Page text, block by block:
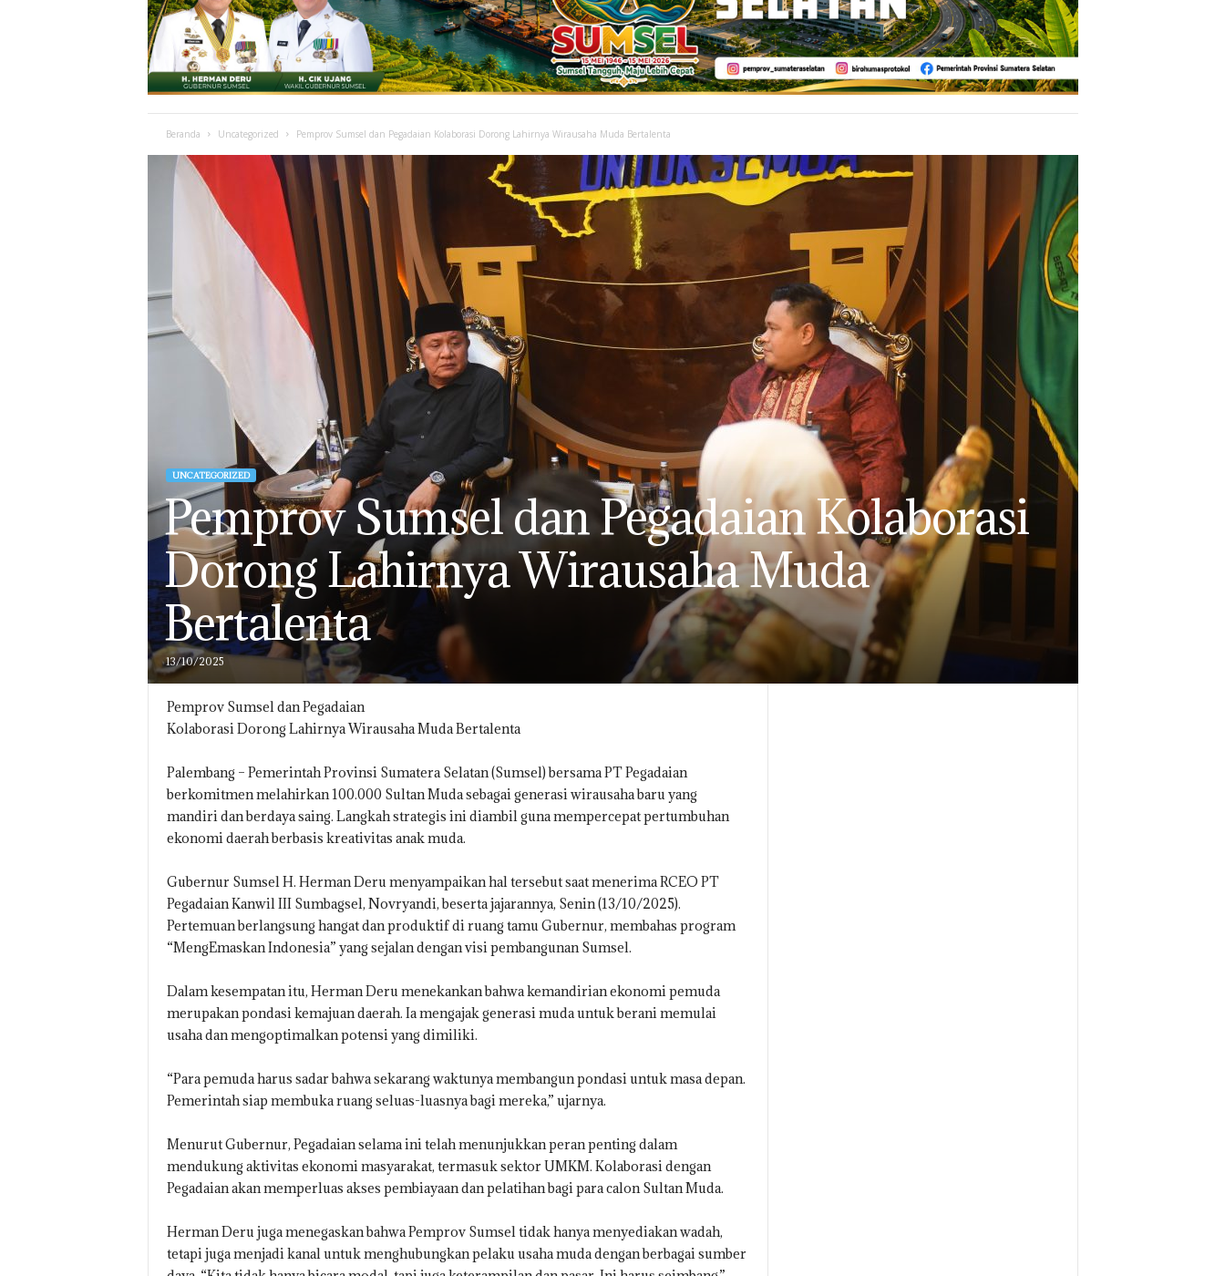
Beranda Uncategorized Pemprov Sumsel dan Pegadaian Kolaborasi Dorong Lahirnya Wirausaha Muda Bertalenta
UNCATEGORIZED
Pemprov Sumsel dan Pegadaian Kolaborasi
Dorong Lahirnya Wirausaha Muda
Bertalenta
13/10/2025
Pemprov Sumsel dan Pegadaian
Kolaborasi Dorong Lahirnya Wirausaha Muda Bertalenta
Palembang – Pemerintah Provinsi Sumatera Selatan (Sumsel) bersama PT Pegadaian
berkomitmen melahirkan 100.000 Sultan Muda sebagai generasi wirausaha baru yang
mandiri dan berdaya saing. Langkah strategis ini diambil guna mempercepat pertumbuhan
ekonomi daerah berbasis kreativitas anak muda.
Gubernur Sumsel H. Herman Deru menyampaikan hal tersebut saat menerima RCEO PT
Pegadaian Kanwil III Sumbagsel, Novryandi, beserta jajarannya, Senin (13/10/2025).
Pertemuan berlangsung hangat dan produktif di ruang tamu Gubernur, membahas program
“MengEmaskan Indonesia” yang sejalan dengan visi pembangunan Sumsel.
Dalam kesempatan itu, Herman Deru menekankan bahwa kemandirian ekonomi pemuda
merupakan pondasi kemajuan daerah. Ia mengajak generasi muda untuk berani memulai
usaha dan mengoptimalkan potensi yang dimiliki.
“Para pemuda harus sadar bahwa sekarang waktunya membangun pondasi untuk masa depan.
Pemerintah siap membuka ruang seluas-luasnya bagi mereka,” ujarnya.
Menurut Gubernur, Pegadaian selama ini telah menunjukkan peran penting dalam
mendukung aktivitas ekonomi masyarakat, termasuk sektor UMKM. Kolaborasi dengan
Pegadaian akan memperluas akses pembiayaan dan pelatihan bagi para calon Sultan Muda.
Herman Deru juga menegaskan bahwa Pemprov Sumsel tidak hanya menyediakan wadah,
tetapi juga menjadi kanal untuk menghubungkan pelaku usaha muda dengan berbagai sumber